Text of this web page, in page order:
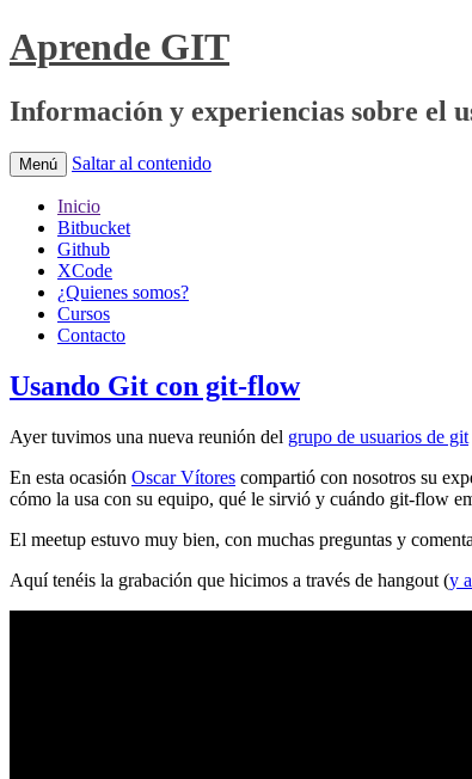
Aprende GIT
Información y experiencias sobre el
Menú Saltar al contenido
Inicio
Bitbucket
Github
XCode
¿Quienes somos?
Cursos
Contacto
Usando Git con git-flow
Ayer tuvimos una nueva reunión del grupo de usuarios de git
En esta ocasión Oscar Vítores compartió con nosotros su
cómo la usa con su equipo, qué le sirvió y cuándo git-flow
El meetup estuvo muy bien, con muchas preguntas y
Aquí tenéis la grabación que hicimos a través de hangout (y